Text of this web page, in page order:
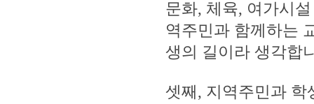
문화, 체육, 여가시
역주민과 함께하는
생의 길이라 생각합
셋째, 지역주민과 학